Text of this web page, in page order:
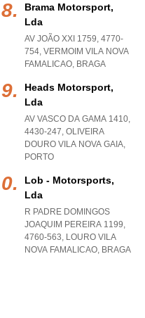
Brama Motorsport,
Lda
AV JOÃO XXI 1759, 4770-
754, VERMOIM VILA NOVA
FAMALICAO, BRAGA
Heads Motorsport,
Lda
AV VASCO DA GAMA 1410,
4430-247, OLIVEIRA
DOURO VILA NOVA GAIA,
PORTO
Lob - Motorsports,
Lda
R PADRE DOMINGOS
JOAQUIM PEREIRA 1199,
4760-563, LOURO VILA
NOVA FAMALICAO, BRAGA